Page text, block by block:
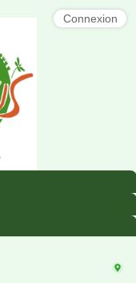
Connexion